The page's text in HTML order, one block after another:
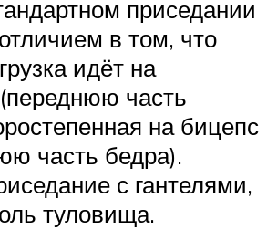
приседании
в том, что
идёт на
часть
на бицепс
часть бедра).
с гантелями,
туловища.